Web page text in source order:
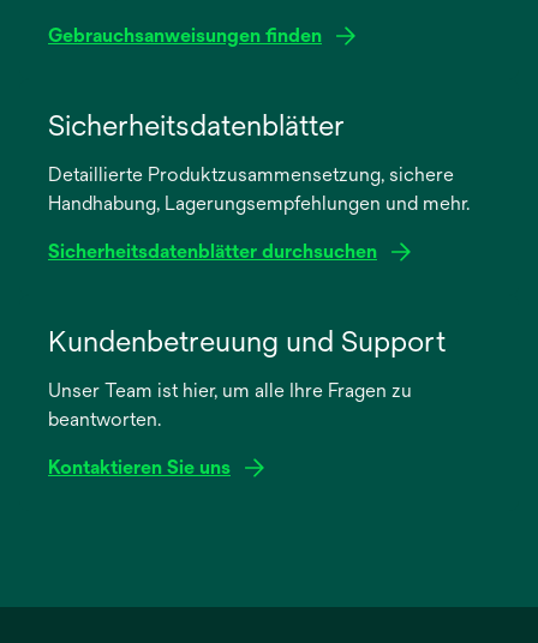
Gebrauchsanweisungen finden
neuen
Registerkarte
Sicherheitsdatenblätter
Detaillierte Produktzusammensetzung, sichere
Handhabung, Lagerungsempfehlungen und mehr.
Sicherheitsdatenblätter durchsuchen
neuen
Registerkarte
Kundenbetreuung und Support
Unser Team ist hier, um alle Ihre Fragen zu
beantworten.
Kontaktieren Sie uns